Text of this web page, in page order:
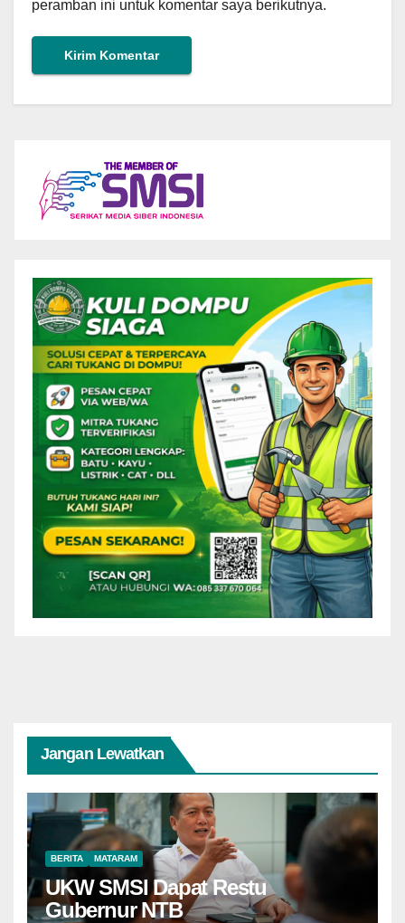
peramban ini untuk komentar saya berikutnya.
Jangan Lewatkan
BERITA MATARAM
UKW SMSI Dapat Restu
Gubernur NTB